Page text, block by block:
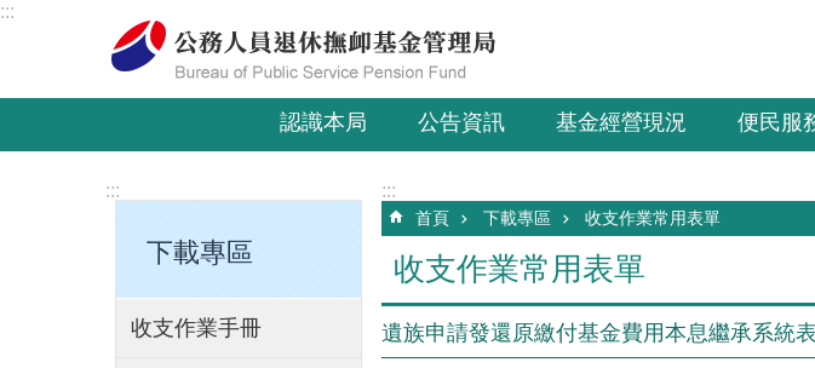
跳到主要內容區塊
:::
認識本局 公告資訊 基金經營現況 便民服
:::
下載專區
收支作業手冊
:::
首頁 下載專區 收支作業常用表單
收支作業常用表單
遺族申請發還原繳付基金費用本息繼承系統表